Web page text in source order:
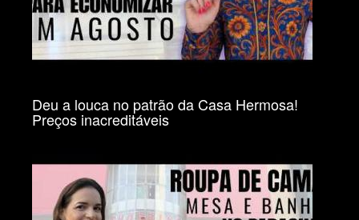
Deu a louca no patrão da Casa Hermosa!
Preços inacreditáveis